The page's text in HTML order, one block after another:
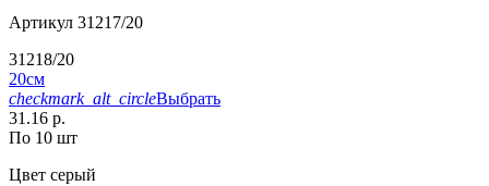
Артикул 31217/20
31218/20
20см
checkmark_alt_circleВыбрать
31.16 р.
По 10 шт
Цвет серый